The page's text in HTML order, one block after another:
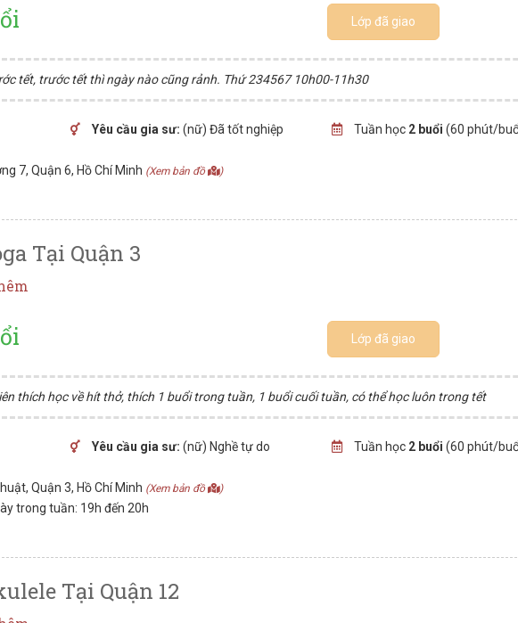
Lớp đã giao
tết, trước tết thì ngày nào cũng rảnh. Thứ 234567 10h00-11h30
Yêu cầu gia sư: (nữ) Đã tốt nghiệp Tuần học 2 buổi (60 phút/
7, Quận 6, Hồ Chí Minh (Xem bản đồ )
Tại Quận 3
Lớp đã giao
thích học về hít thở, thích 1 buổi trong tuần, 1 buổi cuối tuần, có thể học luôn trong tết
Yêu cầu gia sư: (nữ) Nghề tự do Tuần học 2 buổi (60 phút/
Quận 3, Hồ Chí Minh (Xem bản đồ )
trong tuần: 19h đến 20h
Tại Quận 12